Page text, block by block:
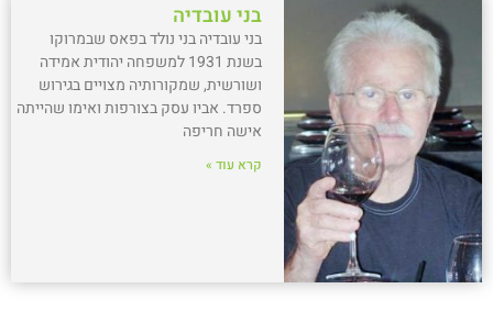
בני עובדיה
בני עובדיה בני נולד בפאס שבמרוקו
בשנת 1931 למשפחה יהודית אמידה
ושורשית, שמקורותיה מצויים בגירוש
ספרד. אביו עסק בצורפות ואימו שהייתה
אישה חריפה
קרא עוד »